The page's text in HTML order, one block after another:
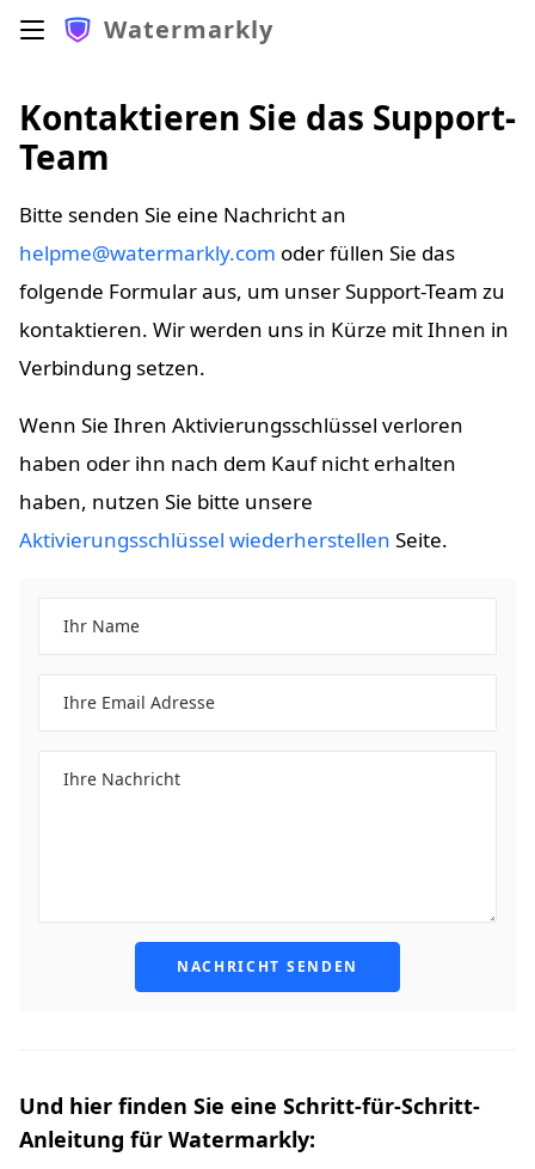
Watermarkly
Kontaktieren Sie das Support-
Team
Bitte senden Sie eine Nachricht an
helpme@watermarkly.com oder füllen Sie das
folgende Formular aus, um unser Support-Team zu
kontaktieren. Wir werden uns in Kürze mit Ihnen in
Verbindung setzen.
Wenn Sie Ihren Aktivierungsschlüssel verloren
haben oder ihn nach dem Kauf nicht erhalten
haben, nutzen Sie bitte unsere
Aktivierungsschlüssel wiederherstellen Seite.
NACHRICHT SENDEN
Und hier finden Sie eine Schritt-für-Schritt-
Anleitung für Watermarkly: